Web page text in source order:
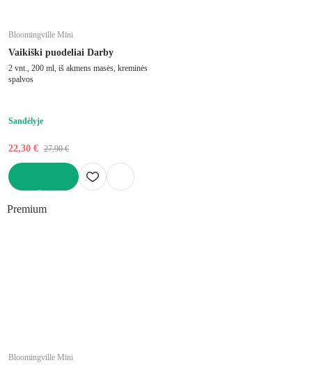
Bloomingville Mini
Vaikiški puodeliai Darby
2 vnt., 200 ml, iš akmens masės, kreminės
spalvos
Sandėlyje
22,30 € 27,90 €
Premium
Bloomingville Mini